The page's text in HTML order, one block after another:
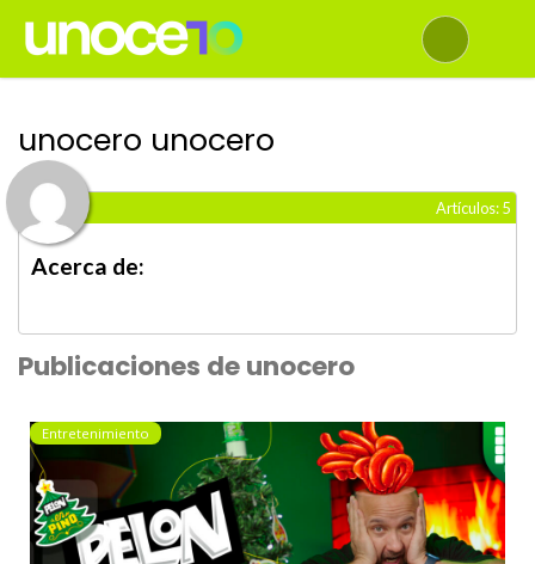
unocero unocero
Acerca de:
5
Publicaciones de unocero
Entretenimiento